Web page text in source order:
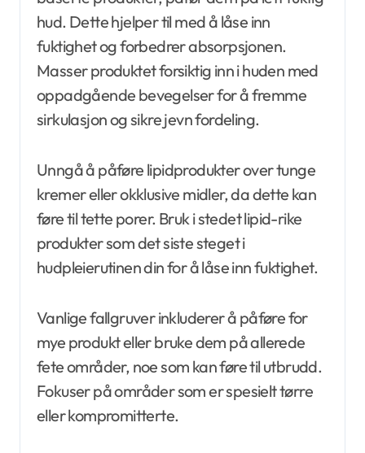
hud. Dette hjelper til med å låse inn
fuktighet og forbedrer absorpsjonen.
Masser produktet forsiktig inn i huden med
oppadgående bevegelser for å fremme
sirkulasjon og sikre jevn fordeling.
Unngå å påføre lipidprodukter over tunge
kremer eller okklusive midler, da dette kan
føre til tette porer. Bruk i stedet lipid-rike
produkter som det siste steget i
hudpleierutinen din for å låse inn fuktighet.
Vanlige fallgruver inkluderer å påføre for
mye produkt eller bruke dem på allerede
fete områder, noe som kan føre til utbrudd.
Fokuser på områder som er spesielt tørre
eller kompromitterte.